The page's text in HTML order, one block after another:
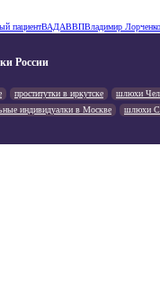
пациентВАДАВВПВладимир
России
проститутки в иркутске шлюхи
индивидуалки в Москве шлюхи